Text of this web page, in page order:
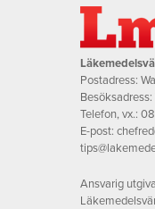
Postadress:
Telefon, vx.:
E-post:
Ansvarig